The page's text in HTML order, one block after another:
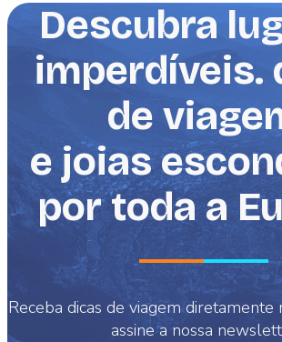
Descubra
imperdíveis.
de
e joias
por toda a
Receba dicas de viagem
assine a nossa